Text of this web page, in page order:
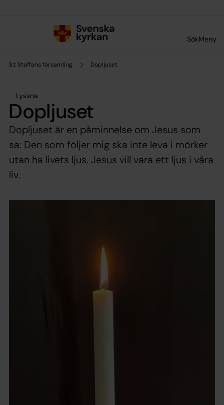
SökMeny
S:t Staffans församling Dopljuset
Lyssna
Dopljuset
Dopljuset är en påminnelse om Jesus som
sa: Den som följer mig ska inte leva i mörker
utan ha livets ljus. Jesus vill vara ett ljus i våra
liv.